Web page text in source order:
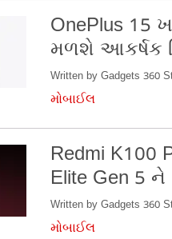
OnePlus 15
મળશે આકર્ષક
Written by Gadgets 360
મોબાઈલ
Redmi K100
Elite Gen 5
Written by Gadgets 360
મોબાઈલ